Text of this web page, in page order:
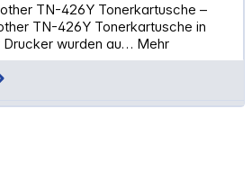
TN-426Y Tonerkartusche –
TN-426Y Tonerkartusche in
Drucker wurden au… Mehr